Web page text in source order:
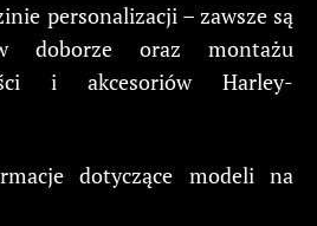
personalizacji – zawsze są
doborze oraz montażu
i akcesoriów Harley-
dotyczące modeli na